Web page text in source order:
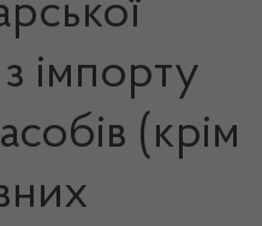
з імпорту
(крім